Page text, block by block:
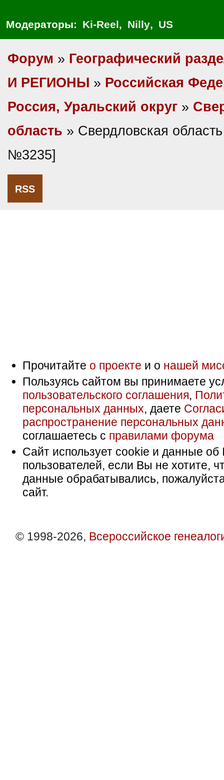
Модераторы: Ki-Reel, Nilly, US
Форум » Географический
И РЕГИОНЫ » Российская
Россия, Уральский округ »
область » Свердловская
№3235]
RSS
Прочитайте о проекте и о нашей
Пользуясь сайтом вы принимаете
пользовательского соглашения,
персональных данных, даете
распространение персональных
соглашаетесь с правилами форума
Сайт использует cookie и данные об
пользователей, если Вы не хотите,
данные обрабатывались,
сайт.
© 1998-2026, Всероссийское